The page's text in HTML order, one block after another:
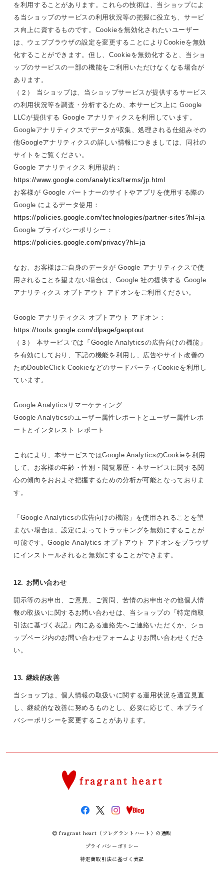
を利用することがあります。これらの技術は、当ショップによ
る当ショップのサービスの利用状況等の把握に役立ち、サービ
ス向上に資するものです。Cookieを無効化されたいユーザー
は、ウェブブラウザの設定を変更することによりCookieを無効
化することができます。但し、Cookieを無効化すると、当ショ
ップのサービスの一部の機能をご利用いただけなくなる場合が
あります。
（２） 当ショップは、当ショップサービスが提供するサービス
の利用状況等を調査・分析するため、本サービス上に Google
LLCが提供する Google アナリティクスを利用しています。
Googleアナリティクスでデータが収集、処理される仕組みその
他Googleアナリティクスの詳しい情報につきましては、同社の
サイトをご覧ください。
Google アナリティクス 利用規約：
https://www.google.com/analytics/terms/jp.html
お客様が Google パートナーのサイトやアプリを使用する際の
Google によるデータ使用：
https://policies.google.com/technologies/partner-sites?hl=ja
Google プライバシーポリシー：
https://policies.google.com/privacy?hl=ja
なお、お客様はご自身のデータが Google アナリティクスで使
用されることを望まない場合は、Google 社の提供する Google
アナリティクス オプトアウト アドオンをご利用ください。
Google アナリティクス オプトアウト アドオン：
https://tools.google.com/dlpage/gaoptout
（３） 本サービスでは「Google Analyticsの広告向けの機能」
を有効にしており、下記の機能を利用し、広告やサイト改善の
ためDoubleClick CookieなどのサードパーティCookieを利用し
ています。
Google Analyticsリマーケティング
Google Analyticsのユーザー属性レポートとユーザー属性レポ
ートとインタレスト レポート
これにより、本サービスではGoogle AnalyticsのCookieを利用
して、お客様の年齢・性別・閲覧履歴・本サービスに関する関
心の傾向をおおよそ把握するための分析が可能となっておりま
す。
「Google Analyticsの広告向けの機能」を使用されることを望
まない場合は、設定によってトラッキングを無効にすることが
可能です。Google Analytics オプトアウト アドオンをブラウザ
にインストールされると無効にすることができます。
12. お問い合わせ
開示等のお申出、ご意見、ご質問、苦情のお申出その他個人情
報の取扱いに関するお問い合わせは、当ショップの「特定商取
引法に基づく表記」内にある連絡先へご連絡いただくか、ショ
ップページ内のお問い合わせフォームよりお問い合わせくださ
い。
13. 継続的改善
当ショップは、個人情報の取扱いに関する運用状況を適宜見直
し、継続的な改善に努めるものとし、必要に応じて、本プライ
バシーポリシーを変更することがあります。
fragrant heart（フレグラントハート）の通販
プライバシーポリシー
特定商取引法に基づく表記